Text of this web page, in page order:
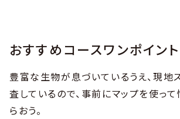
おすすめコースワンポイント
豊富な生物が息づいているうえ、現地
査しているので、事前にマップを使っ
らおう。